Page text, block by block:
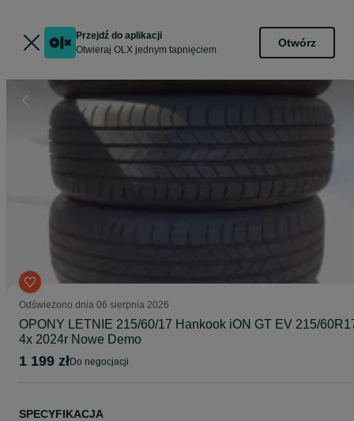
Przejdź do aplikacji
Otwieraj OLX jednym tapnięciem
Otwórz
Odświeżono dnia 06 sierpnia 2026
OPONY LETNIE 215/60/17 Hankook iON GT EV 215/
4x 2024r Nowe Demo
1 199 zł do negocjacji
SPECYFIKACJA